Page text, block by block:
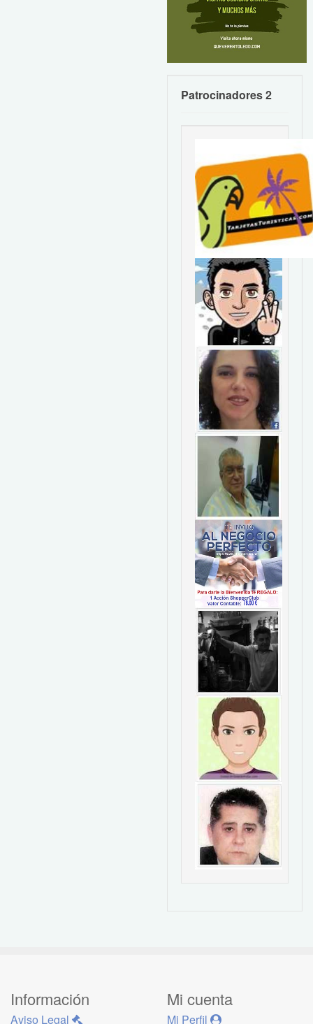
Patrocinadores 2
Información
Aviso Legal
Mi cuenta
Mi Perfil